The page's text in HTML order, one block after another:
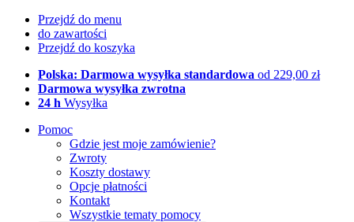
Przejdź do menu
do zawartości
Przejdź do koszyka
Polska: Darmowa wysyłka standardowa od 229,00 zł
Darmowa wysyłka zwrotna
24 h Wysyłka
Pomoc
Gdzie jest moje zamówienie?
Zwroty
Koszty dostawy
Opcje płatności
Kontakt
Wszystkie tematy pomocy